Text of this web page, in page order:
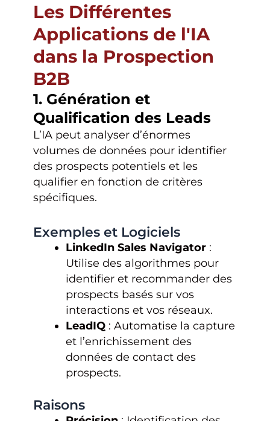
Les Différentes
Applications de l'IA
dans la Prospection
B2B
1. Génération et
Qualification des Leads
L’IA peut analyser d’énormes
volumes de données pour identifier
des prospects potentiels et les
qualifier en fonction de critères
spécifiques.
Exemples et Logiciels
LinkedIn Sales Navigator:
Utilise des algorithmes pour
identifier et recommander des
prospects basés sur vos
interactions et vos réseaux.
LeadIQ: Automatise la capture
et l’enrichissement des
données de contact des
prospects.
Raisons